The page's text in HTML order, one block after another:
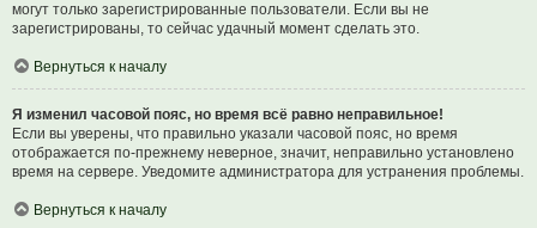
могут только зарегистрированные пользователи. Если вы не
зарегистрированы, то сейчас удачный момент сделать это.
Вернуться к началу
Я изменил часовой пояс, но время всё равно неправильное!
Если вы уверены, что правильно указали часовой пояс, но время
отображается по-прежнему неверное, значит, неправильно установлено
время на сервере. Уведомите администратора для устранения проблемы.
Вернуться к началу